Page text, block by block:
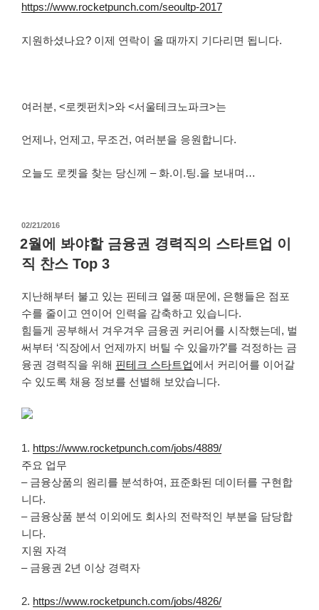
https://www.rocketpunch.com/seoultp-2017
지원하셨나요? 이제 연락이 올 때까지 기다리면 됩니다.
여러분, <로켓펀치>와 <서울테크노파크>는
언제나, 언제고, 무조건, 여러분을 응원합니다.
오늘도 로켓을 찾는 당신께 – 화.이.팅.을 보내며…
작
성
일
자
02/21/2016
2월에 봐야할 금융권 경력직의 스타트업 이
직 찬스 Top 3
지난해부터 불고 있는 핀테크 열풍 때문에, 은행들은 점포
수를 줄이고 연이어 인력을 감축하고 있습니다.
힘들게 공부해서 겨우겨우 금융권 커리어를 시작했는데, 벌
써부터 ‘직장에서 언제까지 버틸 수 있을까?’를 걱정하는 금
융권 경력직을 위해 핀테크 스타트업에서 커리어를 이어갈
수 있도록 채용 정보를 선별해 보았습니다.
1. https://www.rocketpunch.com/jobs/4889/
주요 업무
– 금융상품의 원리를 분석하여, 표준화된 데이터를 구현합
니다.
– 금융상품 분석 이외에도 회사의 전략적인 부분을 담당합
니다.
지원 자격
– 금융권 2년 이상 경력자
2. https://www.rocketpunch.com/jobs/4826/